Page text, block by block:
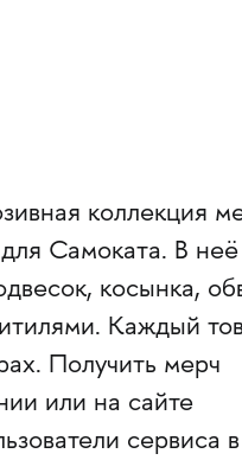
коллекция
Самоката. В неё
косынка,
Каждый
Получить мерч
или на сайте
сервиса в